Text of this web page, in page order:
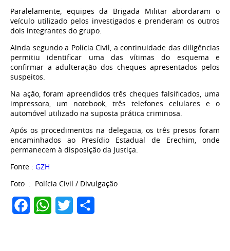
Paralelamente, equipes da Brigada Militar abordaram o
veículo utilizado pelos investigados e prenderam os outros
dois integrantes do grupo.
Ainda segundo a Polícia Civil, a continuidade das diligências
permitiu identificar uma das vítimas do esquema e
confirmar a adulteração dos cheques apresentados pelos
suspeitos.
Na ação, foram apreendidos três cheques falsificados, uma
impressora, um notebook, três telefones celulares e o
automóvel utilizado na suposta prática criminosa.
Após os procedimentos na delegacia, os três presos foram
encaminhados ao Presídio Estadual de Erechim, onde
permanecem à disposição da Justiça.
Fonte : GZH
Foto : Polícia Civil / Divulgação
FacebookWhatsApp
Twitter